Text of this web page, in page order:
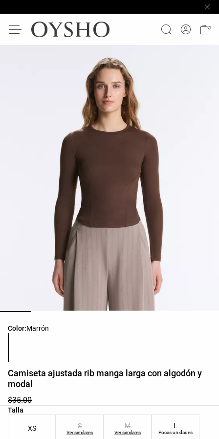
Color:Marrón
Lista de colores del producto
Camiseta ajustada rib manga larga con algodón y
modal
$35.00
Talla
Lista de tallas del producto
XS S
Ver similares
M
Ver similares
L
Pocas unidades